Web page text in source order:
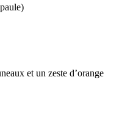
et un zeste d’orange